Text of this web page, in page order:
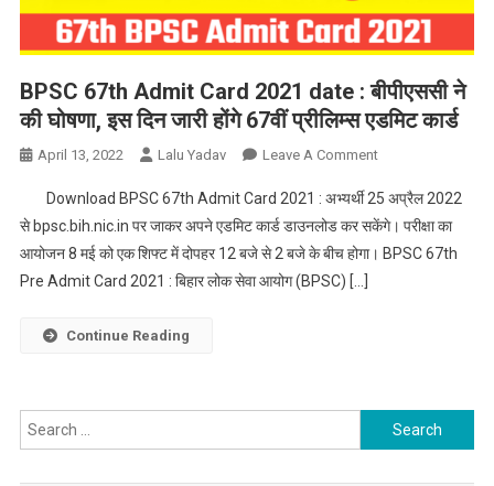
BPSC 67th Admit Card 2021 date : बीपीएससी ने
की घोषणा, इस दिन जारी होंगे 67वीं प्रीलिम्स एडमिट कार्ड
April 13, 2022 Lalu Yadav Leave A CommentOn
67th
Admit
Card
की
घोषणा,
Download BPSC 67th Admit Card 2021 : अभ्यर्थी 25 अप्रैल 2022
से bpsc.bih.nic.in पर जाकर अपने एडमिट कार्ड डाउनलोड कर सकेंगे। परीक्षा का
आयोजन 8 मई को एक शिफ्ट में दोपहर 12 बजे से 2 बजे के बीच होगा। BPSC 67th
Pre Admit Card 2021 : बिहार लोक सेवा आयोग (BPSC) […]
Continue Reading
Search
for: